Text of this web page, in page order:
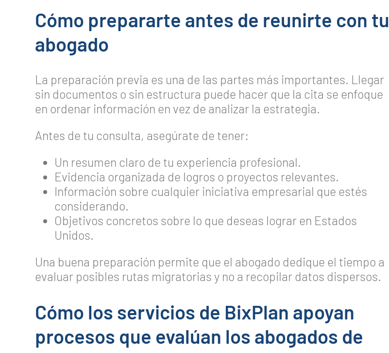
Cómo prepararte antes de reunirte con tu
abogado
La preparación previa es una de las partes más importantes. Llegar
sin documentos o sin estructura puede hacer que la cita se enfoque
en ordenar información en vez de analizar la estrategia.
Antes de tu consulta, asegúrate de tener:
Un resumen claro de tu experiencia profesional.
Evidencia organizada de logros o proyectos relevantes.
Información sobre cualquier iniciativa empresarial que estés
considerando.
Objetivos concretos sobre lo que deseas lograr en Estados
Unidos.
Una buena preparación permite que el abogado dedique el tiempo a
evaluar posibles rutas migratorias y no a recopilar datos dispersos.
Cómo los servicios de BixPlan apoyan
procesos que evalúan los abogados de